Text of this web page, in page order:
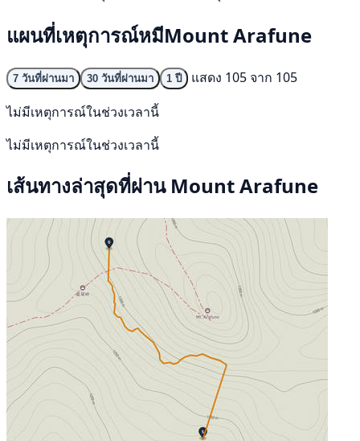
แผนที่เหตุการณ์หมีMount Arafune
7 วันที่ผ่านมา 30 วันที่ผ่านมา 1 ปี
แสดง 105 จาก 105
ไม่มีเหตุการณ์ในช่วงเวลานี้
ไม่มีเหตุการณ์ในช่วงเวลานี้
เส้นทางล่าสุดที่ผ่าน Mount Arafune